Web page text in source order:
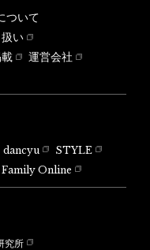
ついて
い
運営会社
dancyu
STYLE
Family Online
究所